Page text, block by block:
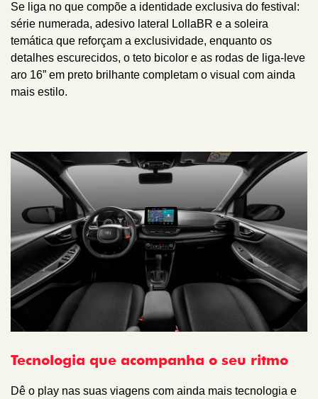
Se liga no que compõe a identidade exclusiva do festival:
série numerada, adesivo lateral LollaBR e a soleira
temática que reforçam a exclusividade, enquanto os
detalhes escurecidos, o teto bicolor e as rodas de liga-leve
aro 16” em preto brilhante completam o visual com ainda
mais estilo.
Tecnologia que acompanha o seu ritmo
Dê o play nas suas viagens com ainda mais tecnologia e